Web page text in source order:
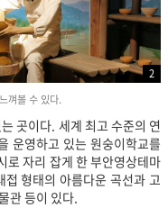
2
껴볼수 있다.
곳이다. 세계 최고 수준의 연
운영하고 있는 원숭이학교를
로 자리 잡게 한 부안영상테마
형태의 아름다운 곡선과 고
관 등이 있다.